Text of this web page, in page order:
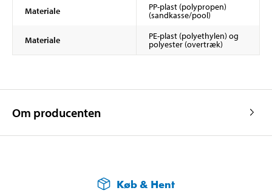
Materiale PP-plast (polypropen)
(sandkasse/pool)
Materiale PE-plast (polyethylen) og
polyester (overtræk)
Om producenten
Køb & Hent